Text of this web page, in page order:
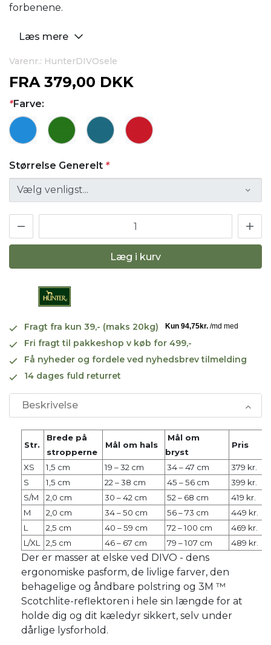
forbenene.
Læs mere
Varenr.: HunterDIVOsele
FRA 379,00 DKK
*Farve:
Størrelse Generelt *
Læg i kurv
Fragt fra kun 39,- (maks 20kg)
Fri fragt til pakkeshop v køb for 499,-
Få nyheder og fordele ved nyhedsbrev tilmelding
14 dages fuld returret
Beskrivelse
Str.
Brede på
stropperne
Mål om hals
Mål om
bryst
Pris
XS 1,5 cm 19 – 32 cm 34 – 47 cm
379 kr.
S
1,5 cm 22 – 38 cm 45 – 56 cm
399 kr.
S/M
2,0 cm 30 – 42 cm 52 – 68 cm
419 kr.
M
2,0 cm 34 – 50 cm 56 – 73 cm
449 kr.
L
2,5 cm 40 – 59 cm 72 – 100 cm
469 kr.
L/XL
2,5 cm 46 – 67 cm 79 – 107 cm 489 kr.
Der er masser at elske ved DIVO - dens
ergonomiske pasform, de livlige farver, den
behagelige og åndbare polstring og 3M ™
Scotchlite-reflektoren i hele sin længde for at
holde dig og dit kæledyr sikkert, selv under
dårlige lysforhold.